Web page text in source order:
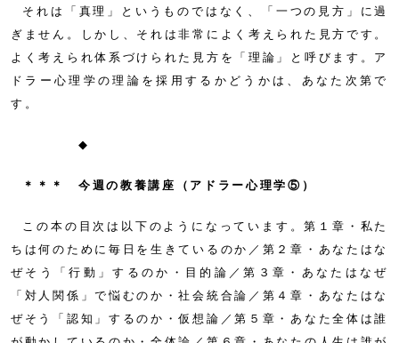
それは「真理」というものではなく、「一つの見方」に過
ぎません。しかし、それは非常によく考えられた見方です。
よく考えられ体系づけられた見方を「理論」と呼びます。ア
ドラー心理学の理論を採用するかどうかは、あなた次第で
す。
◆
＊＊＊ 今週の教養講座（アドラー心理学⑤）
この本の目次は以下のようになっています。第１章・私た
ちは何のために毎日を生きているのか／第２章・あなたはな
ぜそう「行動」するのか・目的論／第３章・あなたはなぜ
「対人関係」で悩むのか・社会統合論／第４章・あなたはな
ぜそう「認知」するのか・仮想論／第５章・あなた全体は誰